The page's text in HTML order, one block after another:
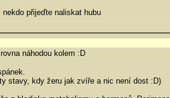
přijeďte naliskat hubu
náhodou kolem :D
stavy, kdy žeru jak zvíře a nic není dost :D)